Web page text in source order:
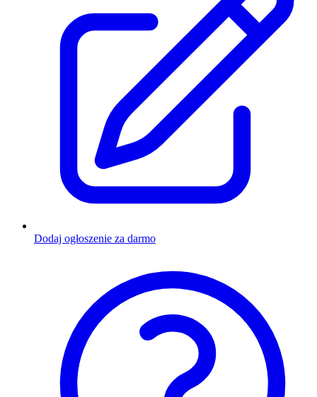
Dodaj ogłoszenie za darmo